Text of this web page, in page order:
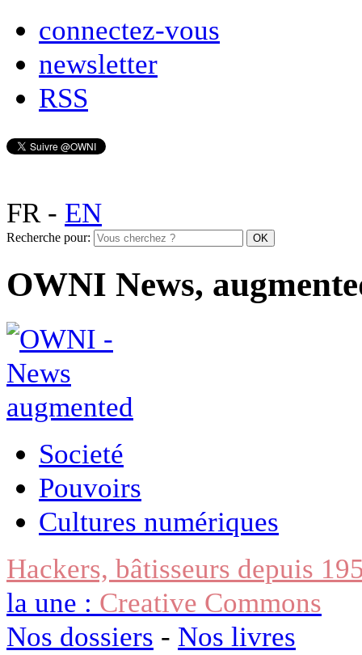
connectez-vous
newsletter
RSS
FR- EN
Recherche pour:
OWNI News,
Societé
Pouvoirs
Cultures numériques
Hackers, bâtisseurs depuis
la une : Creative Commons
Nos dossiers - Nos livres